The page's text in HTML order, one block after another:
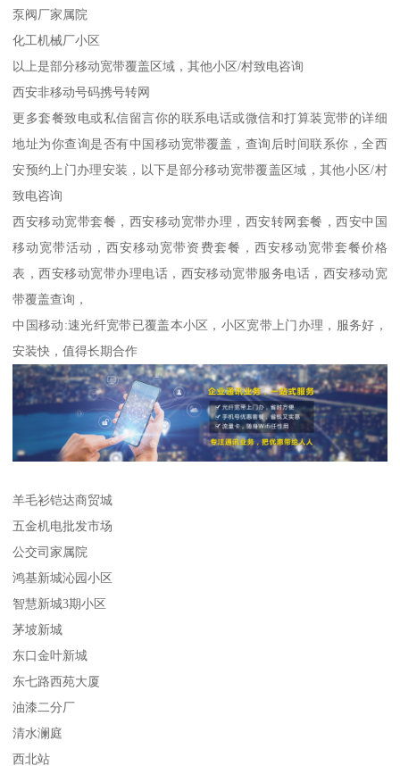
泵阀厂家属院
化工机械厂小区
以上是部分移动宽带覆盖区域，其他小区/村致电咨询
西安非移动号码携号转网
更多套餐致电或私信留言你的联系电话或微信和打算装宽带的详细
地址为你查询是否有中国移动宽带覆盖，查询后时间联系你，全西
安预约上门办理安装，以下是部分移动宽带覆盖区域，其他小区/村
致电咨询
西安移动宽带套餐，西安移动宽带办理，西安转网套餐，西安中国
移动宽带活动，西安移动宽带资费套餐，西安移动宽带套餐价格
表，西安移动宽带办理电话，西安移动宽带服务电话，西安移动宽
带覆盖查询，
中国移动:速光纤宽带已覆盖本小区，小区宽带上门办理，服务好，
安装快，值得长期合作
羊毛衫铠达商贸城
五金机电批发市场
公交司家属院
鸿基新城沁园小区
智慧新城3期小区
茅坡新城
东口金叶新城
东七路西苑大厦
油漆二分厂
清水澜庭
西北站